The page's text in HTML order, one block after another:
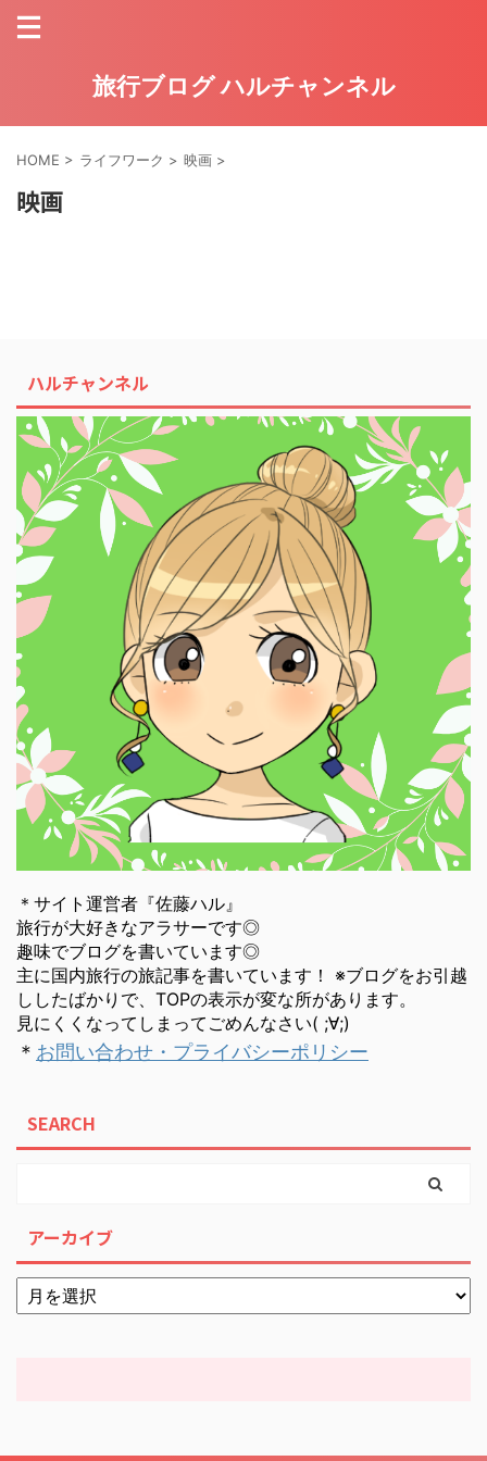
旅行ブログ ハルチャンネル
HOME > ライフワーク > 映画 >
映画
ハルチャンネル
＊サイト運営者『佐藤ハル』
旅行が大好きなアラサーです◎
趣味でブログを書いています◎
主に国内旅行の旅記事を書いています！ ※ブログをお引越
ししたばかりで、TOPの表示が変な所があります。
見にくくなってしまってごめんなさい( ;∀;)
＊ お問い合わせ・プライバシーポリシー
SEARCH
アーカイブ